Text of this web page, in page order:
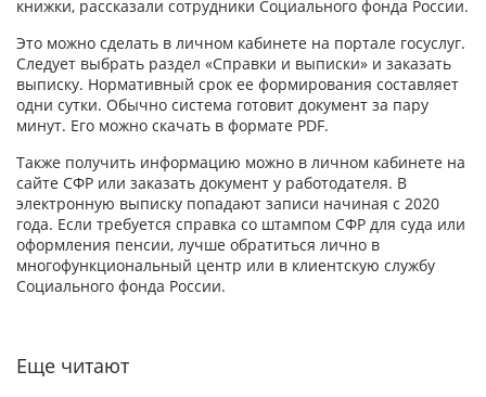
книжки, рассказали сотрудники Социального фонда России.
Это можно сделать в личном кабинете на портале госуслуг.
Следует выбрать раздел «Справки и выписки» и заказать
выписку. Нормативный срок ее формирования составляет
одни сутки. Обычно система готовит документ за пару
минут. Его можно скачать в формате PDF.
Также получить информацию можно в личном кабинете на
сайте СФР или заказать документ у работодателя. В
электронную выписку попадают записи начиная с 2020
года. Если требуется справка со штампом СФР для суда или
оформления пенсии, лучше обратиться лично в
многофункциональный центр или в клиентскую службу
Социального фонда России.
Еще читают